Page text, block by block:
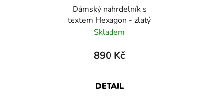
Dámský náhrdelník s
textem Hexagon - zlatý
Skladem
890 Kč
DETAIL